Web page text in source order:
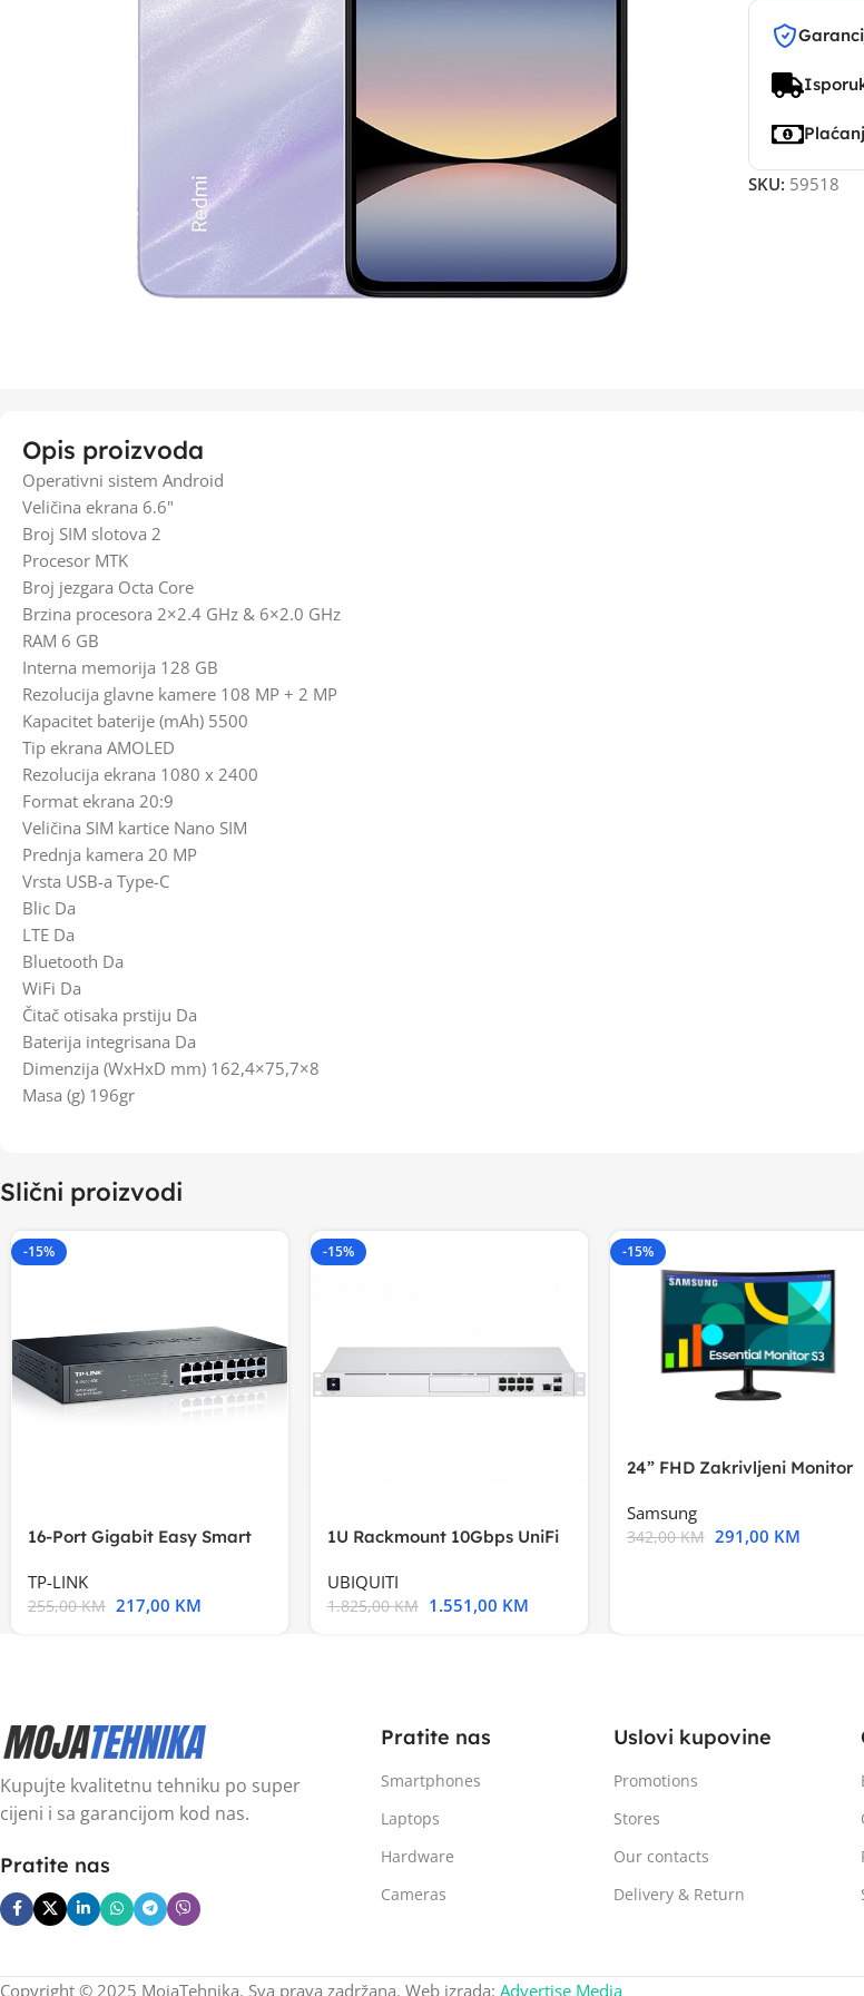
SKU: 59518
Opis proizvoda
Operativni sistem Android
Veličina ekrana 6.6"
Broj SIM slotova 2
Procesor MTK
Broj jezgara Octa Core
Brzina procesora 2×2.4 GHz & 6×2.0 GHz
RAM 6 GB
Interna memorija 128 GB
Rezolucija glavne kamere 108 MP + 2 MP
Kapacitet baterije (mAh) 5500
Tip ekrana AMOLED
Rezolucija ekrana 1080 x 2400
Format ekrana 20:9
Veličina SIM kartice Nano SIM
Prednja kamera 20 MP
Vrsta USB-a Type-C
Blic Da
LTE Da
Bluetooth Da
WiFi Da
Čitač otisaka prstiju Da
Baterija integrisana Da
Dimenzija (WxHxD mm) 162,4×75,7×8
Masa (g) 196gr
Slični proizvodi
-15%
16-Port Gigabit Easy Smart
TP-LINK
255,00KM 217,00 KM
-15%
1U Rackmount 10Gbps UniFi
UBIQUITI
1.825,00KM 1.551,00 KM
-15%
24” FHD Zakrivljeni Monitor
Samsung
342,00KM 291,00 KM
Kupujte kvalitetnu tehniku po super
cijeni i sa garancijom kod nas.
Pratite nas
Pratite nas
Smartphones
Laptops
Hardware
Cameras
Uslovi kupovine
Promotions
Stores
Our contacts
Delivery & Return
Copyright © 2025 MojaTehnika. Sva prava zadržana. Web izrada: Advertise Media